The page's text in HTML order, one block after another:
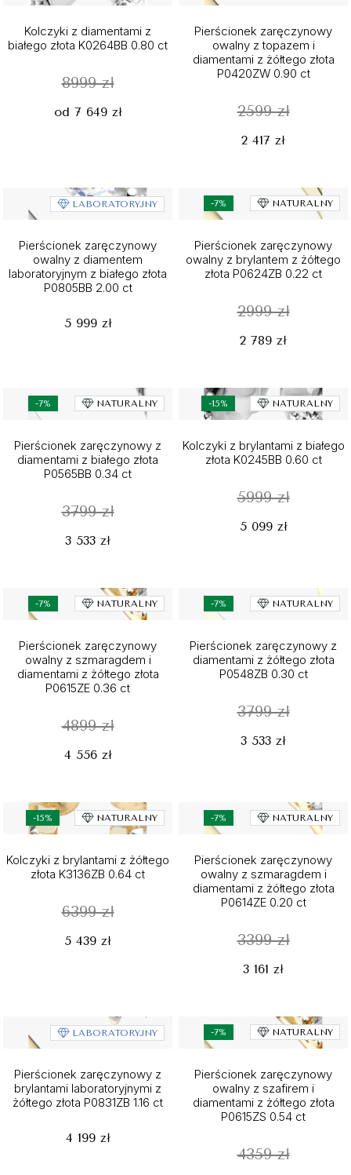
Kolczyki z diamentami z
białego złota K0264BB 0.80 ct
8999 zł
od 7 649 zł
Pierścionek zaręczynowy
owalny z topazem i
diamentami z żółtego złota
P0420ZW 0.90 ct
2599 zł
2 417 zł
LABORATORYJNY
Pierścionek zaręczynowy
owalny z diamentem
laboratoryjnym z białego złota
P0805BB 2.00 ct
5 999 zł
-7% NATURALNY
Pierścionek zaręczynowy
owalny z brylantem z żółtego
złota P0624ZB 0.22 ct
2999 zł
2 789 zł
-7% NATURALNY
Pierścionek zaręczynowy z
diamentami z białego złota
P0565BB 0.34 ct
3799 zł
3 533 zł
-15% NATURALNY
Kolczyki z brylantami z białego
złota K0245BB 0.60 ct
5999 zł
5 099 zł
-7% NATURALNY
Pierścionek zaręczynowy
owalny z szmaragdem i
diamentami z żółtego złota
P0615ZE 0.36 ct
4899 zł
4 556 zł
-7% NATURALNY
Pierścionek zaręczynowy z
diamentami z żółtego złota
P0548ZB 0.30 ct
3799 zł
3 533 zł
-15% NATURALNY
Kolczyki z brylantami z żółtego
złota K3136ZB 0.64 ct
6399 zł
5 439 zł
-7% NATURALNY
Pierścionek zaręczynowy
owalny z szmaragdem i
diamentami z żółtego złota
P0614ZE 0.20 ct
3399 zł
3 161 zł
LABORATORYJNY
Pierścionek zaręczynowy z
brylantami laboratoryjnymi z
żółtego złota P0831ZB 1.16 ct
4 199 zł
-7% NATURALNY
Pierścionek zaręczynowy
owalny z szafirem i
diamentami z żółtego złota
P0615ZS 0.54 ct
4359 zł